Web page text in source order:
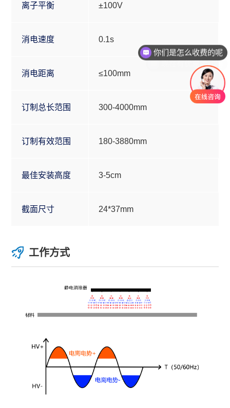
离子平衡 ±100V
消电速度 0.1s
消电距离 ≤100mm
订制总长范围 300-4000mm
订制有效范围 180-3880mm
最佳安装高度 3-5cm
截面尺寸 24*37mm
工作方式
你们是怎么收费的呢
现在有优惠活动吗